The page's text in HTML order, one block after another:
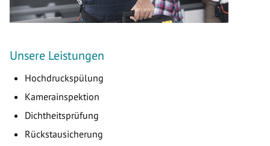
Unsere Leistungen
Hochdruckspülung
Kamerainspektion
Dichtheitsprüfung
Rückstausicherung